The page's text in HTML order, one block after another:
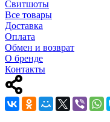
Свитшоты
Все товары
Доставка
Оплата
Обмен и возврат
О бренде
Контакты